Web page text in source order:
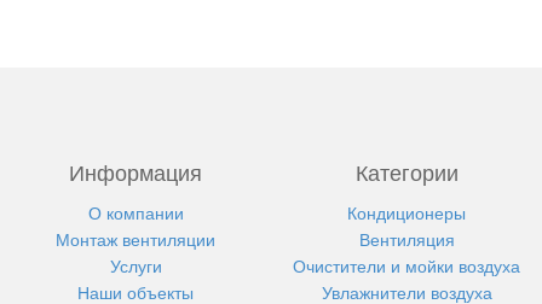
Информация
О компании
Монтаж вентиляции
Услуги
Наши объекты
Категории
Кондиционеры
Вентиляция
Очистители и мойки воздуха
Увлажнители воздуха